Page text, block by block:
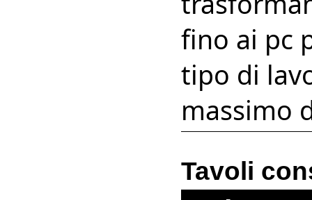
fino ai pc
tipo di
massimo
Tavoli